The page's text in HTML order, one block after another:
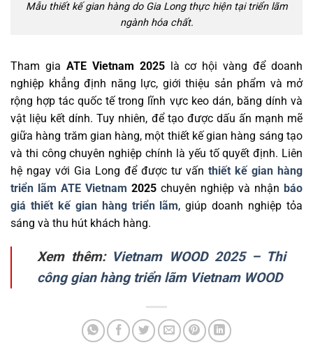
Mẫu thiết kế gian hàng do Gia Long thực hiện tại triển lãm
ngành hóa chất.
Tham gia ATE Vietnam 2025là cơ hội vàng để doanh
nghiệp khẳng định năng lực, giới thiệu sản phẩm và mở
rộng hợp tác quốc tế trong lĩnh vực keo dán, băng dính và
vật liệu kết dính. Tuy nhiên, để tạo được dấu ấn mạnh mẽ
giữa hàng trăm gian hàng, một thiết kế gian hàng sáng tạo
và thi công chuyên nghiệp chính là yếu tố quyết định. Liên
hệ ngay với Gia Long để được tư vấn thiết kế gian hàng
triển lãm ATE Vietnam 2025 chuyên nghiệp và nhận báo
giá thiết kế gian hàng triển lãm, giúp doanh nghiệp tỏa
sáng và thu hút khách hàng.
Xem thêm: Vietnam WOOD 2025 – Thi
công gian hàng triển lãm Vietnam WOOD